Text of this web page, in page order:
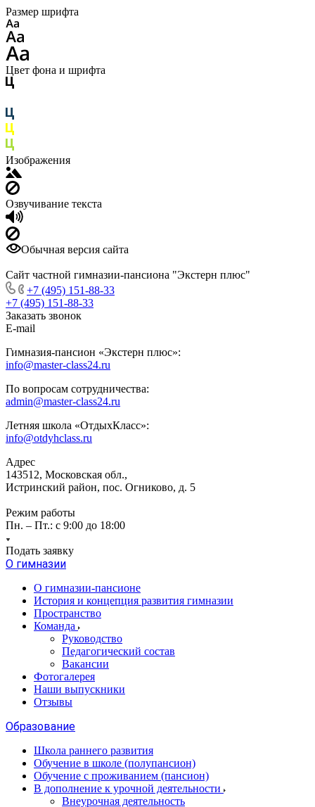
Размер шрифта
Цвет фона и шрифта
Изображения
Озвучивание текста
Обычная версия сайта
Сайт частной гимназии-пансиона "Экстерн плюс"
+7 (495) 151-88-33
+7 (495) 151-88-33
Заказать звонок
E-mail
Гимназия-пансион «Экстерн плюс»:
info@master-class24.ru
По вопросам сотрудничества:
admin@master-class24.ru
Летняя школа «ОтдыхКласс»:
info@otdyhclass.ru
Адрес
143512, Московская обл.,
Истринский район, пос. Огниково, д. 5
Режим работы
Пн. – Пт.: с 9:00 до 18:00
Подать заявку
О гимназии
О гимназии-пансионе
История и концепция развития гимназии
Пространство
Команда
Руководство
Педагогический состав
Вакансии
Фотогалерея
Наши выпускники
Отзывы
Образование
Школа раннего развития
Обучение в школе (полупансион)
Обучение с проживанием (пансион)
В дополнение к урочной деятельности
Внеурочная деятельность